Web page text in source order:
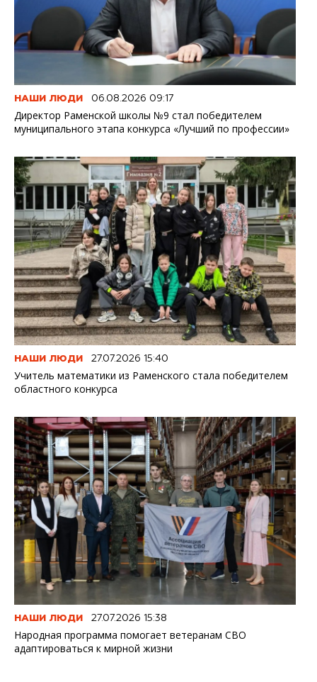
НАШИ ЛЮДИ 06.08.2026 09:17
Директор Раменской школы №9 стал победителем
муниципального этапа конкурса «Лучший по профессии»
НАШИ ЛЮДИ 27.07.2026 15:40
Учитель математики из Раменского стала победителем
областного конкурса
НАШИ ЛЮДИ 27.07.2026 15:38
Народная программа помогает ветеранам СВО
адаптироваться к мирной жизни